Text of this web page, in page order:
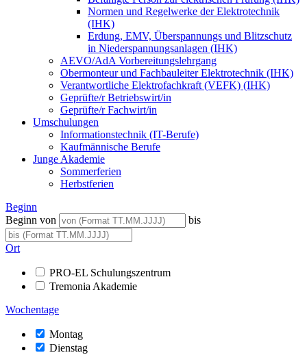
Normen und Regelwerke der Elektrotechnik
(IHK)
Erdung, EMV, Überspannungs und Blitzschutz
in Niederspannungsanlagen (IHK)
AEVO/AdA Vorbereitungslehrgang
Obermonteur und Fachbauleiter Elektrotechnik (IHK)
Verantwortliche Elektrofachkraft (VEFK) (IHK)
Geprüfte/r Betriebswirt/in
Geprüfte/r Fachwirt/in
Umschulungen
Informationstechnik (IT-Berufe)
Kaufmännische Berufe
Junge Akademie
Sommerferien
Herbstferien
Beginn
Beginn von
bis
Ort
PRO-EL Schulungszentrum
Tremonia Akademie
Wochentage
Montag
Dienstag